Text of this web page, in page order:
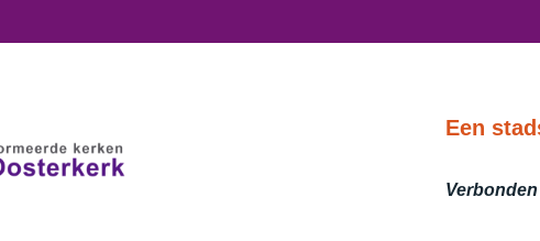
Een